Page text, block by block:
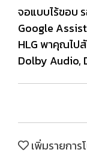
จอแบบไร้ขอบ
Google
HLG พาคุณไป
Dolby Audio,
เพิ่มรายการ